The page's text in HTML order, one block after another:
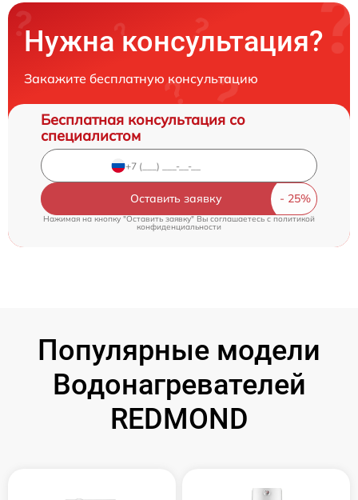
Нужна консультация?
Закажите бесплатную консультацию
Бесплатная консультация со
специалистом
Оставить заявку
Нажимая на кнопку "Оставить заявку" Вы соглашаетесь c политикой
конфиденциальности
Популярные модели
Водонагревателей
REDMOND